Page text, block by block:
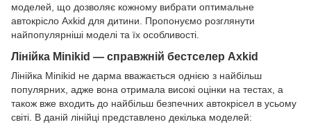
моделей, що дозволяє кожному вибрати оптимальне
автокрісло Axkid для дитини. Пропонуємо розглянути
найпопулярніші моделі та їх особливості.
Лінійка Minikid — справжній бестселер Axkid
Лінійка Minikid не дарма вважається однією з найбільш
популярних, адже вона отримала високі оцінки на тестах, а
також вже входить до найбільш безпечних автокрісел в усьому
світі. В даній лінійці представлено декілька моделей: